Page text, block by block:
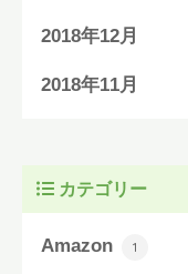
2018年12月
2018年11月
カテゴリー
Amazon 1